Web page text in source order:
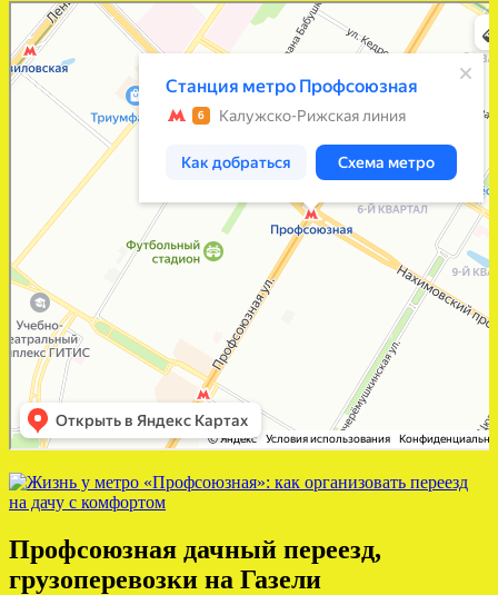
Москва
Профсоюзная — Яндекс Карты
Профсоюзная дачный переезд,
грузоперевозки на Газели